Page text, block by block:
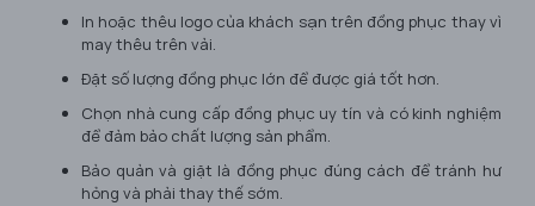
In hoặc thêu logo của khách sạn trên đồng phục thay vì
may thêu trên vải.
Đặt số lượng đồng phục lớn để được giá tốt hơn.
Chọn nhà cung cấp đồng phục uy tín và có kinh nghiệm
để đảm bảo chất lượng sản phẩm.
Bảo quản và giặt là đồng phục đúng cách để tránh hư
hỏng và phải thay thế sớm.